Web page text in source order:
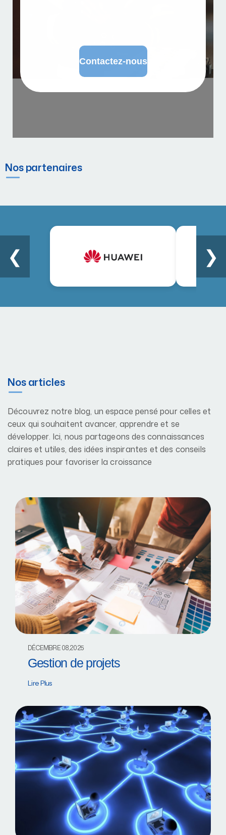
Nos partenaires
❮ ❯
Nos articles
Découvrez notre blog, un espace pensé pour celles et
ceux qui souhaitent avancer, apprendre et se
développer. Ici, nous partageons des connaissances
claires et utiles, des idées inspirantes et des conseils
pratiques pour favoriser la croissance
DÉCEMBRE 08,2025
Gestion de projets
Lire Plus